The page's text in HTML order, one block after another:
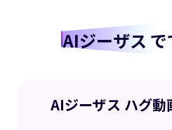
AIジーザス で
AIジーザス ハグ動